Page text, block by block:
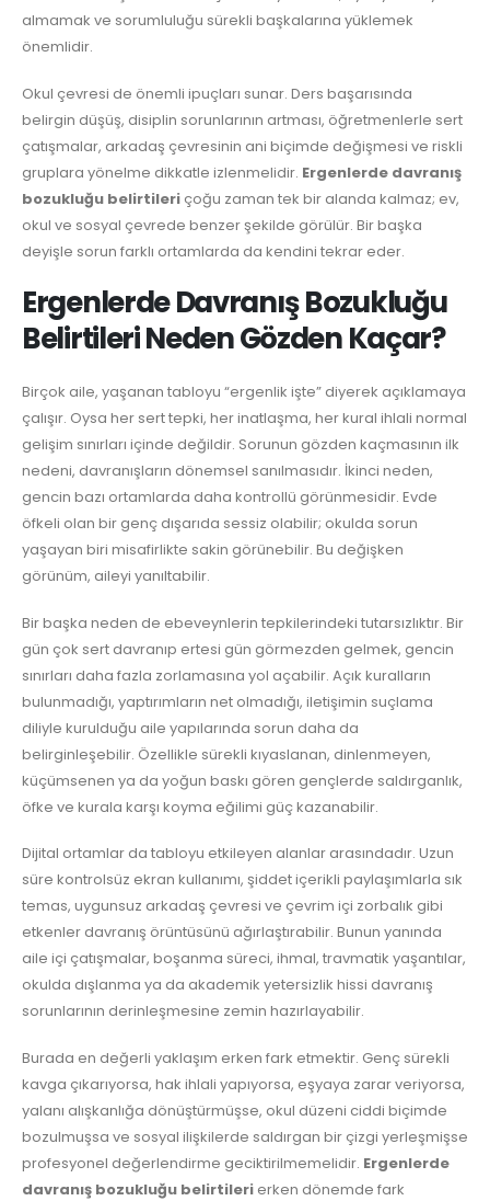
almamak ve sorumluluğu sürekli başkalarına yüklemek
önemlidir.
Okul çevresi de önemli ipuçları sunar. Ders başarısında
belirgin düşüş, disiplin sorunlarının artması, öğretmenlerle sert
çatışmalar, arkadaş çevresinin ani biçimde değişmesi ve riskli
gruplara yönelme dikkatle izlenmelidir. Ergenlerde davranış
bozukluğu belirtileri çoğu zaman tek bir alanda kalmaz; ev,
okul ve sosyal çevrede benzer şekilde görülür. Bir başka
deyişle sorun farklı ortamlarda da kendini tekrar eder.
Ergenlerde Davranış Bozukluğu
Belirtileri Neden Gözden Kaçar?
Birçok aile, yaşanan tabloyu “ergenlik işte” diyerek açıklamaya
çalışır. Oysa her sert tepki, her inatlaşma, her kural ihlali normal
gelişim sınırları içinde değildir. Sorunun gözden kaçmasının ilk
nedeni, davranışların dönemsel sanılmasıdır. İkinci neden,
gencin bazı ortamlarda daha kontrollü görünmesidir. Evde
öfkeli olan bir genç dışarıda sessiz olabilir; okulda sorun
yaşayan biri misafirlikte sakin görünebilir. Bu değişken
görünüm, aileyi yanıltabilir.
Bir başka neden de ebeveynlerin tepkilerindeki tutarsızlıktır. Bir
gün çok sert davranıp ertesi gün görmezden gelmek, gencin
sınırları daha fazla zorlamasına yol açabilir. Açık kuralların
bulunmadığı, yaptırımların net olmadığı, iletişimin suçlama
diliyle kurulduğu aile yapılarında sorun daha da
belirginleşebilir. Özellikle sürekli kıyaslanan, dinlenmeyen,
küçümsenen ya da yoğun baskı gören gençlerde saldırganlık,
öfke ve kurala karşı koyma eğilimi güç kazanabilir.
Dijital ortamlar da tabloyu etkileyen alanlar arasındadır. Uzun
süre kontrolsüz ekran kullanımı, şiddet içerikli paylaşımlarla sık
temas, uygunsuz arkadaş çevresi ve çevrim içi zorbalık gibi
etkenler davranış örüntüsünü ağırlaştırabilir. Bunun yanında
aile içi çatışmalar, boşanma süreci, ihmal, travmatik yaşantılar,
okulda dışlanma ya da akademik yetersizlik hissi davranış
sorunlarının derinleşmesine zemin hazırlayabilir.
Burada en değerli yaklaşım erken fark etmektir. Genç sürekli
kavga çıkarıyorsa, hak ihlali yapıyorsa, eşyaya zarar veriyorsa,
yalanı alışkanlığa dönüştürmüşse, okul düzeni ciddi biçimde
bozulmuşsa ve sosyal ilişkilerde saldırgan bir çizgi yerleşmişse
profesyonel değerlendirme geciktirilmemelidir. Ergenlerde
davranış bozukluğu belirtileri erken dönemde fark